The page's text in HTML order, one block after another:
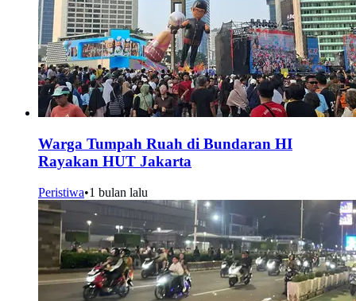
Warga Tumpah Ruah di Bundaran HI
Rayakan HUT Jakarta
Peristiwa•1 bulan lalu